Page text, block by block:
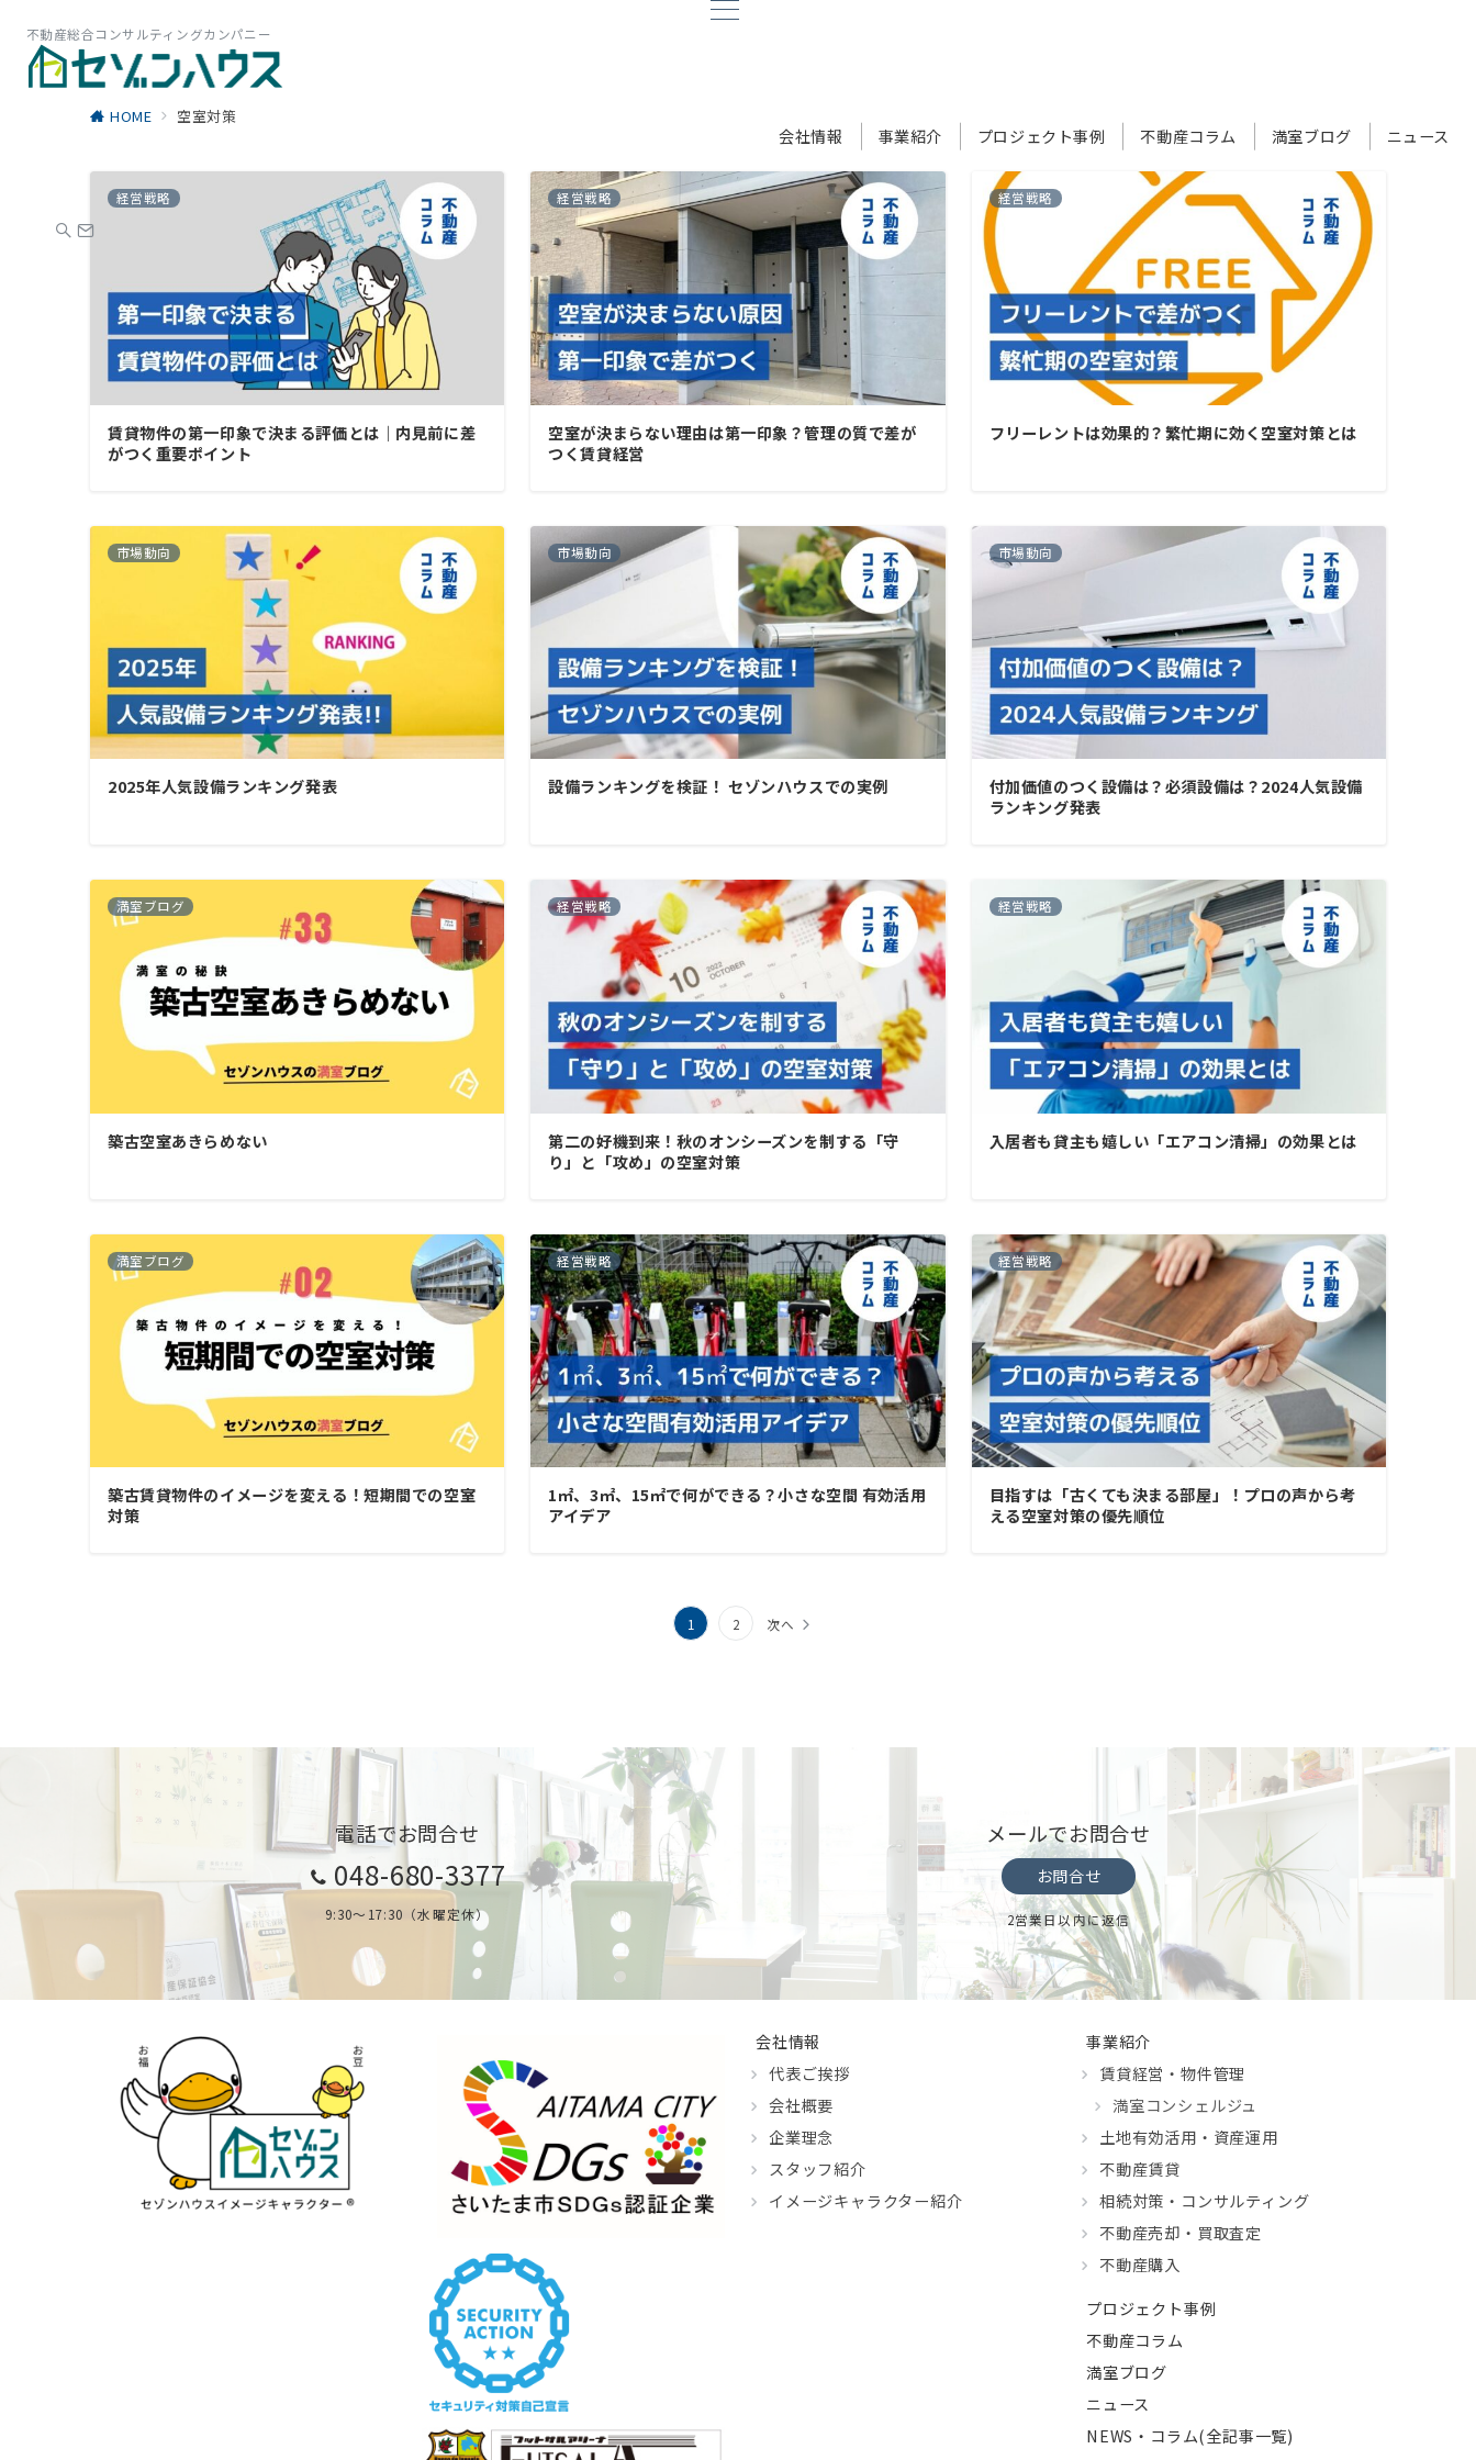
不動産総合コンサルティングカンパニー
会社情報 事業紹介 プロジェクト事例 不動産コラム 満室ブログ ニュース
HOME 空室対策
経営戦略
賃貸物件の第一印象で決まる評価とは｜内見前に差
がつく重要ポイント
経営戦略
空室が決まらない理由は第一印象？管理の質で差が
つく賃貸経営
経営戦略
フリーレントは効果的？繁忙期に効く空室対策とは
市場動向
2025年人気設備ランキング発表
市場動向
設備ランキングを検証！ セゾンハウスでの実例
市場動向
付加価値のつく設備は？必須設備は？2024人気設備
ランキング発表
満室ブログ
築古空室あきらめない
経営戦略
第二の好機到来！秋のオンシーズンを制する「守
り」と「攻め」の空室対策
経営戦略
入居者も貸主も嬉しい「エアコン清掃」の効果とは
満室ブログ
築古賃貸物件のイメージを変える！短期間での空室
対策
経営戦略
1㎡、3㎡、15㎡で何ができる？小さな空間 有効活用
アイデア
経営戦略
目指すは「古くても決まる部屋」！プロの声から考
える空室対策の優先順位
り
1 2 次へ
電話でお問合せ
048-680-3377
9:30～17:30（水曜定休）
メールでお問合せ
お問合せ
2営業日以内に返信
会社情報
代表ご挨拶
会社概要
企業理念
スタッフ紹介
イメージキャラクター紹介
事業紹介
賃貸経営・物件管理
満室コンシェルジュ
土地有効活用・資産運用
不動産賃貸
相続対策・コンサルティング
不動産売却・買取査定
不動産購入
プロジェクト事例
不動産コラム
満室ブログ
ニュース
NEWS・コラム(全記事一覧)